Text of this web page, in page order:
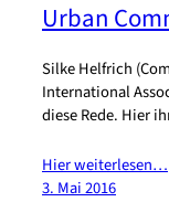
Urban
Silke Helfrich
International
diese Rede. Hier
Hier weiterlesen…
3. Mai 2016